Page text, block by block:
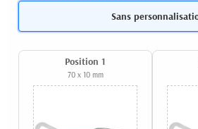
Sans
Position 1
70 x 10 mm